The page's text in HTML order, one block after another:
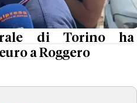
di Torino ha
a Roggero